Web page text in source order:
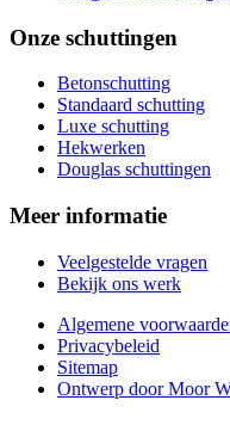
Onze schuttingen
Betonschutting
Standaard schutting
Luxe schutting
Hekwerken
Douglas schuttingen
Meer informatie
Veelgestelde vragen
Bekijk ons werk
Algemene
Privacybeleid
Sitemap
Ontwerp door Moor